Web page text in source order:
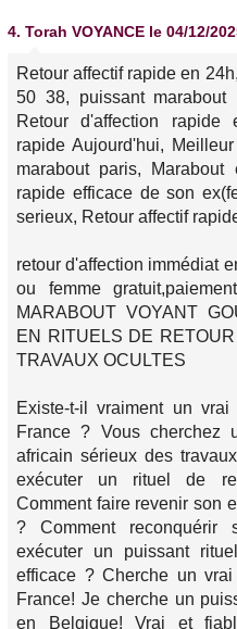
4. Torah VOYANCE le 04/12/
Retour affectif rapide en
50 38, puissant marabout
Retour d'affection rapide
rapide Aujourd'hui,
marabout paris,
rapide efficace de son
serieux, Retour affectif
retour d'affection immédiat
ou femme
MARABOUT VOYANT
EN RITUELS DE
TRAVAUX OCULTES
Existe-t-il vraiment un
France ? Vous cherchez
africain sérieux des
exécuter un rituel de
Comment faire revenir son
? Comment reconquérir
exécuter un puissant
efficace ? Cherche un
France! Je cherche un
en Belgique! Vrai et